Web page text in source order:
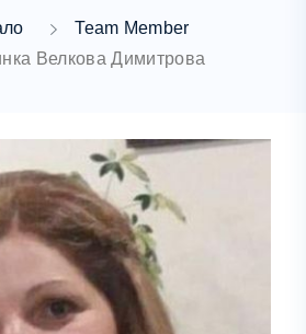
Team Member
Велкова Димитрова